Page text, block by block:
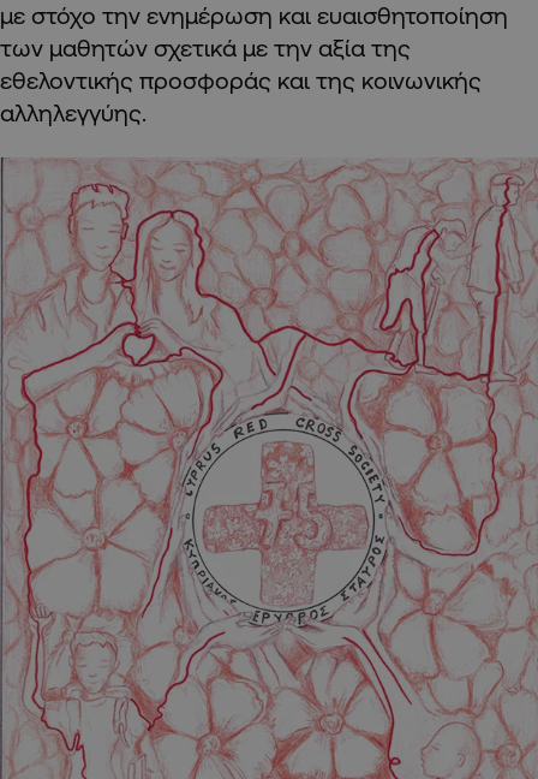
με στόχο την ενημέρωση και ευαισθητοποίηση
των μαθητών σχετικά με την αξία της
εθελοντικής προσφοράς και της κοινωνικής
αλληλεγγύης.